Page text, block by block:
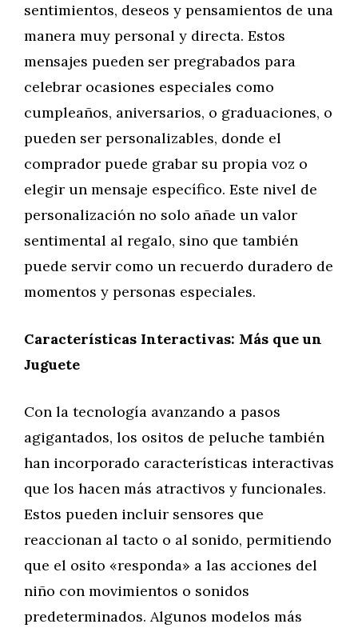
sentimientos, deseos y pensamientos de una
manera muy personal y directa. Estos
mensajes pueden ser pregrabados para
celebrar ocasiones especiales como
cumpleaños, aniversarios, o graduaciones, o
pueden ser personalizables, donde el
comprador puede grabar su propia voz o
elegir un mensaje específico. Este nivel de
personalización no solo añade un valor
sentimental al regalo, sino que también
puede servir como un recuerdo duradero de
momentos y personas especiales.
Características Interactivas: Más que un
Juguete
Con la tecnología avanzando a pasos
agigantados, los ositos de peluche también
han incorporado características interactivas
que los hacen más atractivos y funcionales.
Estos pueden incluir sensores que
reaccionan al tacto o al sonido, permitiendo
que el osito «responda» a las acciones del
niño con movimientos o sonidos
predeterminados. Algunos modelos más